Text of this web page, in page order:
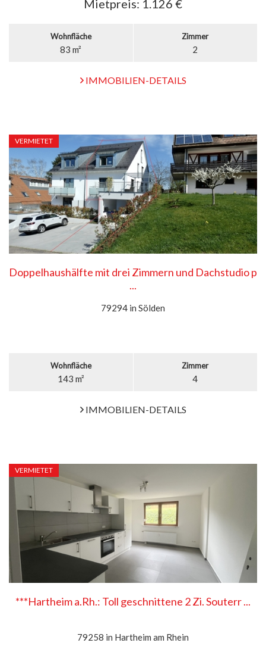
Mietpreis: 1.126 €
Wohnfläche
83 m²
Zimmer
2
IMMOBILIEN-DETAILS
VERMIETET
Doppelhaushälfte mit drei Zimmern und Dachstudio p
...
79294 in Sölden
Wohnfläche
143 m²
Zimmer
4
IMMOBILIEN-DETAILS
VERMIETET
***Hartheim a.Rh.: Toll geschnittene 2 Zi. Souterr ...
79258 in Hartheim am Rhein